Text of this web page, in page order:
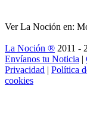
Ver La Noción en:
La Noción ® 2011 -
Envíanos tu Noticia |
Privacidad | Política
cookies